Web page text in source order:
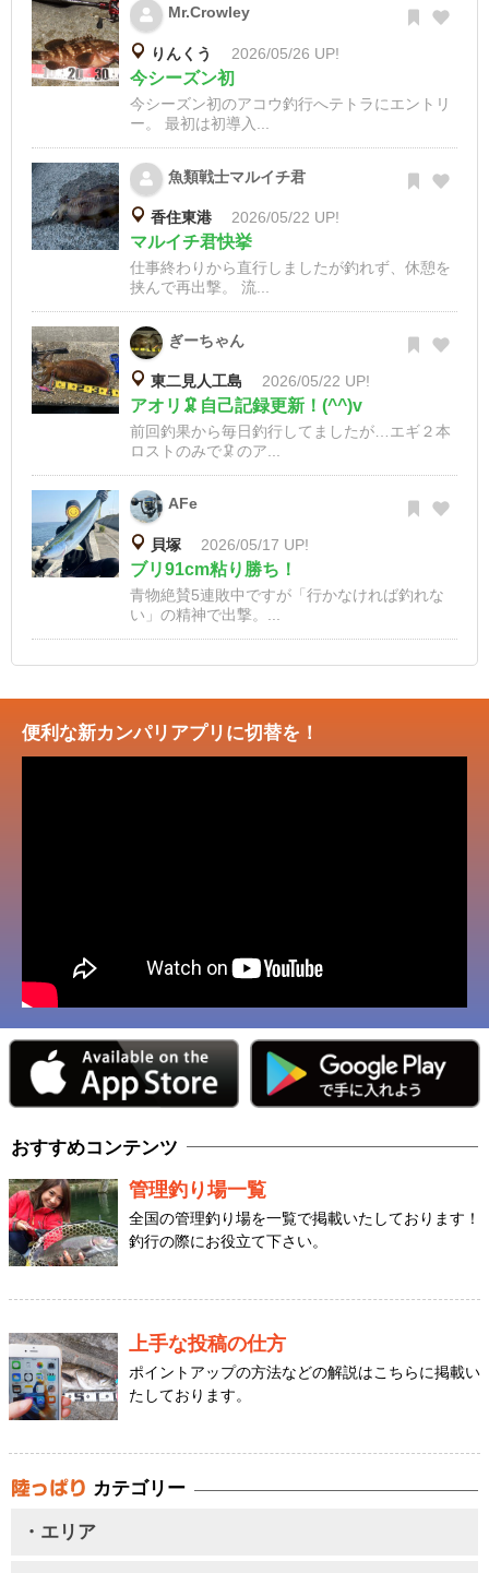
Mr.Crowley
りんくう 2026/05/26 UP!
今シーズン初
今シーズン初のアコウ釣行へテトラにエントリ
ー。 最初は初導入...
魚類戦士マルイチ君
香住東港 2026/05/22 UP!
マルイチ君快挙
仕事終わりから直行しましたが釣れず、休憩を
挟んで再出撃。 流...
ぎーちゃん
東二見人工島 2026/05/22 UP!
アオリ🦑自己記録更新！(^^)v
前回釣果から毎日釣行してましたが…エギ２本
ロストのみで🦑のア...
AFe
貝塚 2026/05/17 UP!
ブリ91cm粘り勝ち！
青物絶賛5連敗中ですが「行かなければ釣れな
い」の精神で出撃。...
便利な新カンパリアプリに切替を！
おすすめコンテンツ
管理釣り場一覧
全国の管理釣り場を一覧で掲載いたしております！
釣行の際にお役立て下さい。
上手な投稿の仕方
ポイントアップの方法などの解説はこちらに掲載い
たしております。
カテゴリー
・エリア